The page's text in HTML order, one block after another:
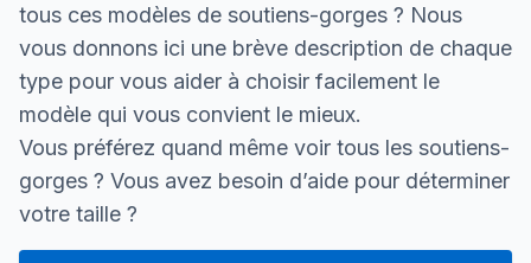
tous ces modèles de soutiens-gorges ? Nous
vous donnons ici une brève description de chaque
type pour vous aider à choisir facilement le
modèle qui vous convient le mieux.
Vous préférez quand même voir tous les soutiens-
gorges ? Vous avez besoin d’aide pour déterminer
votre taille ?